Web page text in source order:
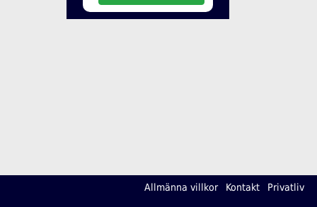
Allmänna villkor Kontakt Privatliv